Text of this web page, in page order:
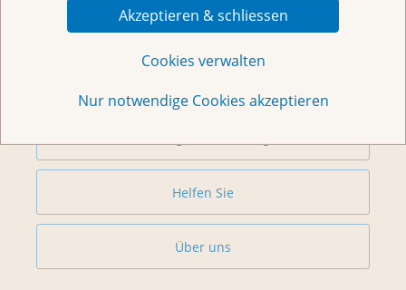
Akzeptieren & schliessen
Cookies verwalten
Nur notwendige Cookies akzeptieren
Beratung
Helfen Sie
Über uns